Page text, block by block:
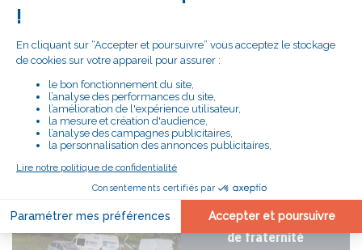
12/05/2026
ACTUALITÉ
Le Secours Catholique
fête 80 ans de
révolution fraternelle
ACCOMPAGNEMENT
Noël 2025 : des temps
de rencontres porteurs
de fraternité